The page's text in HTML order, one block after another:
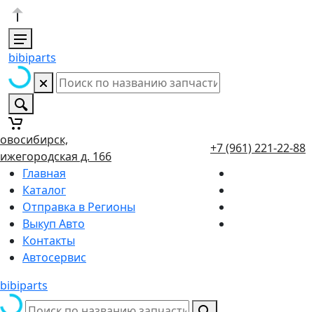
bibiparts
д. 166
+7 (961) 221-22-88
Главная
Каталог
Отправка в Регионы
Выкуп Авто
Контакты
Автосервис
bibiparts